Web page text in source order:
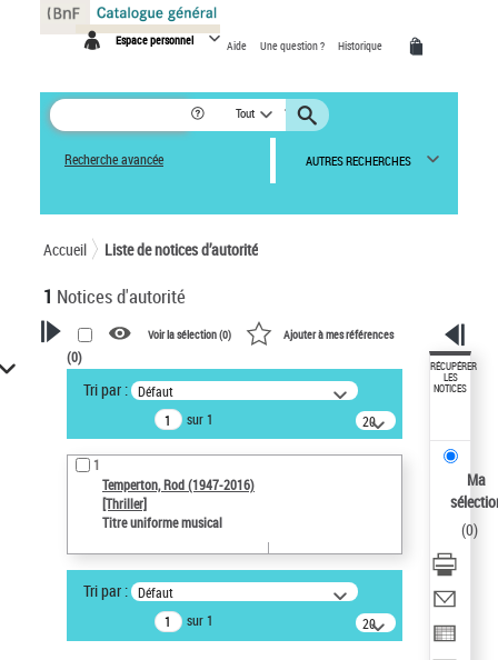
Espace personnel Aide Une question ? Historique
Tout
Recherche avancée AUTRES RECHERCHES
Accueil Liste de notices d’autorité
1 Notices d'autorité
VOTRE RECHERCHE
Recherche avancée dans les
notices d’autorité
Œuvres liées à l'auteur :
Temperton, Rod (1947-2016)
Type de notice d'autorité
Type de notice d'autorité
Voir la sélection (0) Ajouter à mes références
(0)
Tri par : Défaut
sur 1
20
résultats/page
1
Temperton, Rod (1947-2016)
[Thriller]
Titre uniforme musical
Tri par : Défaut
sur 1
20
résultats/page
RÉCUPÉRER
LES
NOTICES
Ma
(0)
Panneau de gestion des cookies